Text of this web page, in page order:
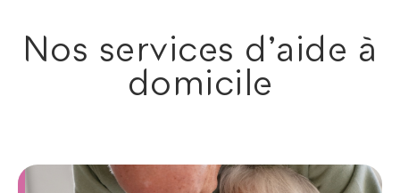
Nos services d'aide à
domicile